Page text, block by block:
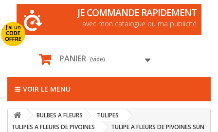
J'ai un
CODE
OFFRE
JE COMMANDE RAPIDEMENT
avec mon catalogue ou ma publicité
PANIER (vide)
VOIR LE MENU
BULBES A FLEURS
TULIPES
TULIPES A FLEURS DE PIVOINES
TULIPE A FLEURS DE PIVOINES SUN